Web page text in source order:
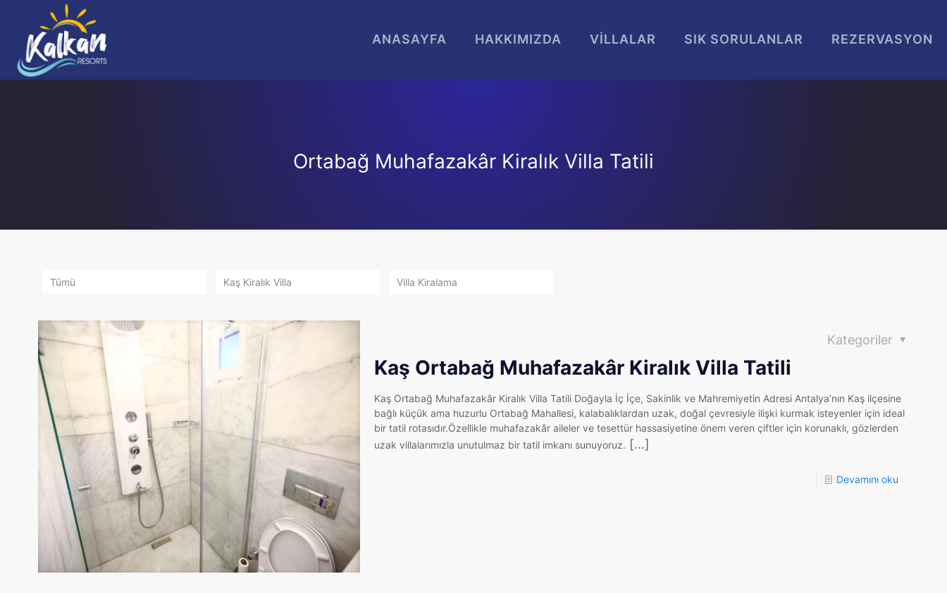
ANASAYFA HAKKIMIZDA VİLLALAR SIK SORULANLAR REZERVASYON
Ortabağ Muhafazakâr Kiralık Villa Tatili
Tümü Kaş Kiralık Villa Villa Kiralama
Kategoriler
Kaş Ortabağ Muhafazakâr Kiralık Villa Tatili
Kaş Ortabağ Muhafazakâr Kiralık Villa Tatili Doğayla İç İçe, Sakinlik ve Mahremiyetin Adresi Antalya’nın Kaş ilçesine
bağlı küçük ama huzurlu Ortabağ Mahallesi, kalabalıklardan uzak, doğal çevresiyle ilişki kurmak isteyenler için ideal
bir tatil rotasıdır.Özellikle muhafazakâr aileler ve tesettür hassasiyetine önem veren çiftler için korunaklı, gözlerden
uzak villalarımızla unutulmaz bir tatil imkanı sunuyoruz. […]
Devamını oku